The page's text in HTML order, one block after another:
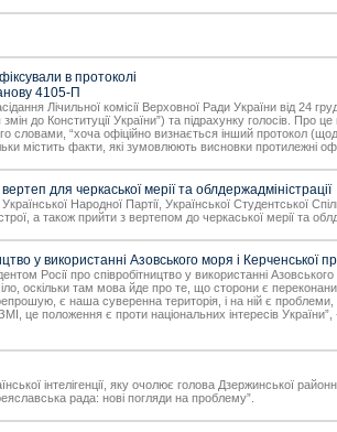
в протоколі
4105-П
Лічильної комісії Верховної Ради України від
до Конституції України”) та підрахунку голосів. Про це
словами, “хоча офіційно визнається інший протокол
містить факти, які зумовлюють висновки протилежні
для черкаської мерії та облдержадміністрації
Народної Партії, Української Студентської
а також прийти з вертепом до черкаської мерії та
у використанні Азовського моря і Керченської
Росії про співробітництво у використанні
оскільки там мова йде про те, що сторони є
є наша суверенна територія, і на ній є
це положення є проти національних інтересів
інтелігенції, яку очолює голова Дзержинської
рада: нові погляди на проблему”.